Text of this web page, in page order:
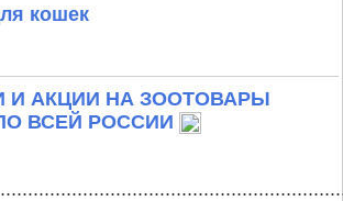
кошек
И АКЦИИ НА ЗООТОВАРЫ
ВСЕЙ РОССИИ